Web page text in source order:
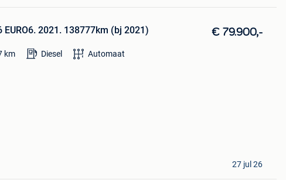
EURO6. 2021. 138777km (bj 2021) € 79.900,-
km Diesel Automaat
27 jul 26